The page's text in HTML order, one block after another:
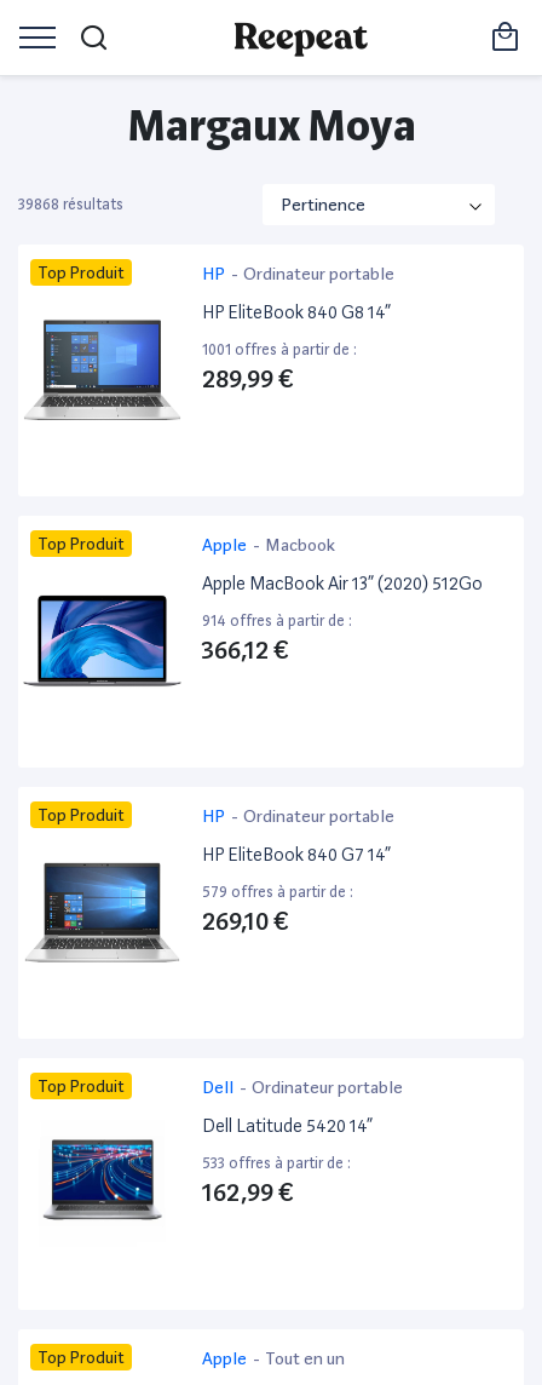
Margaux Moya
39868 résultats
Top Produit HP - Ordinateur portable
HP EliteBook 840 G8 14”
1001 offres à partir de :
289,99 €
Top Produit Apple - Macbook
Apple MacBook Air 13” (2020) 512Go
914 offres à partir de :
366,12 €
Top Produit HP - Ordinateur portable
HP EliteBook 840 G7 14”
579 offres à partir de :
269,10 €
Top Produit Dell - Ordinateur portable
Dell Latitude 5420 14”
533 offres à partir de :
162,99 €
Top Produit Apple - Tout en un